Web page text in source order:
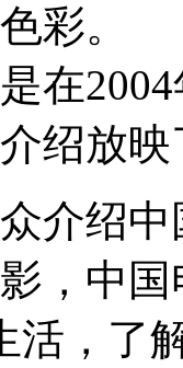
彩。
在
绍放
介绍
，中
活，了